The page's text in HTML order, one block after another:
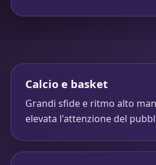
Calcio e basket
Grandi sfide e ritmo alto
elevata l'attenzione del